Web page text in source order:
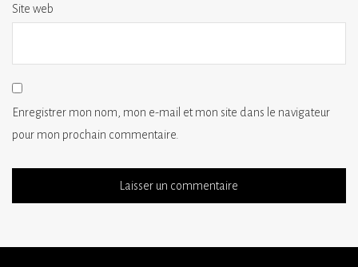
Site web
Enregistrer mon nom, mon e-mail et mon site dans le navigateur
pour mon prochain commentaire.